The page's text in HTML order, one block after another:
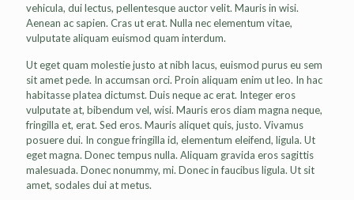
vehicula, dui lectus, pellentesque auctor velit. Mauris in wisi.
Aenean ac sapien. Cras ut erat. Nulla nec elementum vitae,
vulputate aliquam euismod quam interdum.
Ut eget quam molestie justo at nibh lacus, euismod purus eu sem
sit amet pede. In accumsan orci. Proin aliquam enim ut leo. In hac
habitasse platea dictumst. Duis neque ac erat. Integer eros
vulputate at, bibendum vel, wisi. Mauris eros diam magna neque,
fringilla et, erat. Sed eros. Mauris aliquet quis, justo. Vivamus
posuere dui. In congue fringilla id, elementum eleifend, ligula. Ut
eget magna. Donec tempus nulla. Aliquam gravida eros sagittis
malesuada. Donec nonummy, mi. Donec in faucibus ligula. Ut sit
amet, sodales dui at metus.